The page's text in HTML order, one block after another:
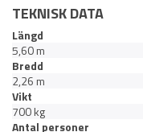
TEKNISK DATA
Längd
5,60 m
Bredd
2,26 m
Vikt
700 kg
Antal personer